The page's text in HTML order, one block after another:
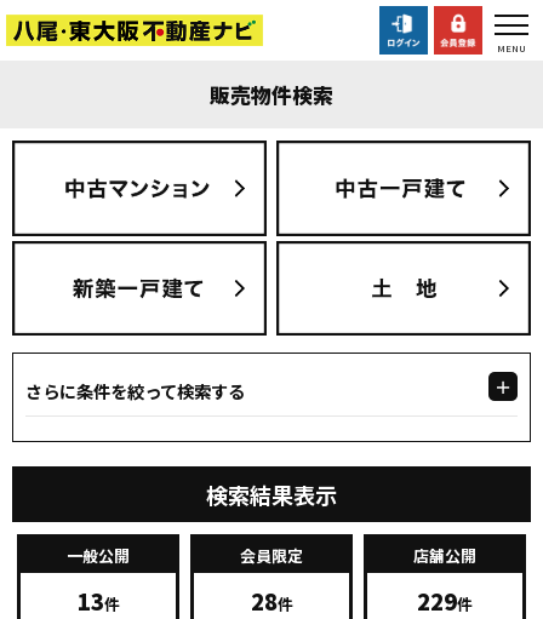
販売物件検索
さらに条件を絞って検索する
検索結果表示
一般公開
13件
会員限定
28件
店舗公開
229件